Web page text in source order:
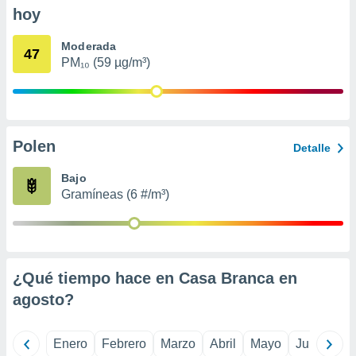
u
en
en
de
un
o acceder
datos
perfiles
hoy
47 Moderada
PM₁₀ (59 µg/m³)
Polen Detalle
Bajo
Gramíneas (6 #/m³)
¿Qué tiempo hace en Casa Branca en
agosto?
Enero Febrero Marzo Abril Mayo Junio